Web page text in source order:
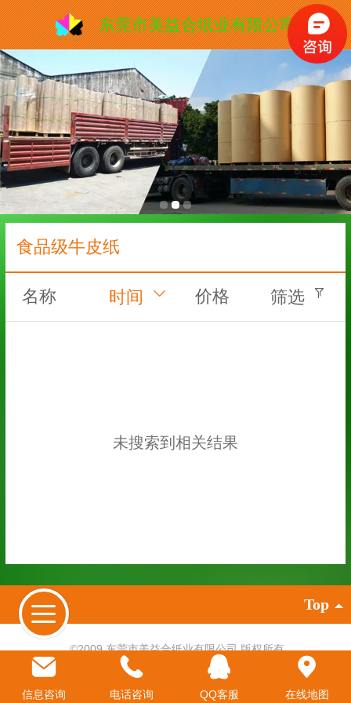
东莞市美益合纸业有限公司
食品级牛皮纸
名称 时间 价格 筛选
未搜索到相关结果
Top
©2009 东莞市美益合纸业有限公司 版权所有
牛皮纸厂家
牛卡纸
白牛皮纸
进口牛皮纸,食品级牛卡纸,淋膜牛皮纸
信息咨询 电话咨询 QQ客服 在线地图